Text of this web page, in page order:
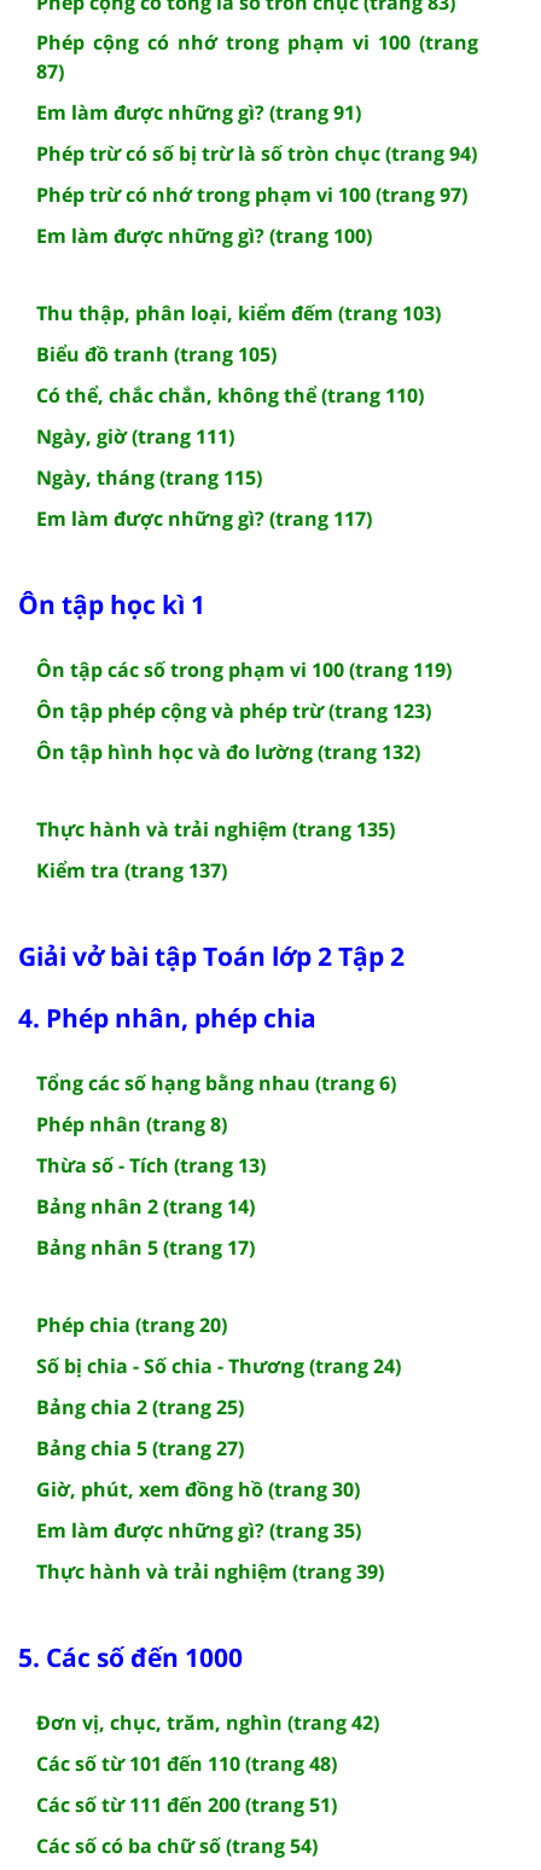
Phép cộng có nhớ trong phạm vi 100 (trang
87)
Em làm được những gì? (trang 91)
Phép trừ có số bị trừ là số tròn chục (trang 94)
Phép trừ có nhớ trong phạm vi 100 (trang 97)
Em làm được những gì? (trang 100)
Thu thập, phân loại, kiểm đếm (trang 103)
Biểu đồ tranh (trang 105)
Có thể, chắc chắn, không thể (trang 110)
Ngày, giờ (trang 111)
Ngày, tháng (trang 115)
Em làm được những gì? (trang 117)
Ôn tập học kì 1
Ôn tập các số trong phạm vi 100 (trang 119)
Ôn tập phép cộng và phép trừ (trang 123)
Ôn tập hình học và đo lường (trang 132)
Thực hành và trải nghiệm (trang 135)
Kiểm tra (trang 137)
Giải vở bài tập Toán lớp 2 Tập 2
4. Phép nhân, phép chia
Tổng các số hạng bằng nhau (trang 6)
Phép nhân (trang 8)
Thừa số - Tích (trang 13)
Bảng nhân 2 (trang 14)
Bảng nhân 5 (trang 17)
Phép chia (trang 20)
Số bị chia - Số chia - Thương (trang 24)
Bảng chia 2 (trang 25)
Bảng chia 5 (trang 27)
Giờ, phút, xem đồng hồ (trang 30)
Em làm được những gì? (trang 35)
Thực hành và trải nghiệm (trang 39)
5. Các số đến 1000
Đơn vị, chục, trăm, nghìn (trang 42)
Các số từ 101 đến 110 (trang 48)
Các số từ 111 đến 200 (trang 51)
Các số có ba chữ số (trang 54)